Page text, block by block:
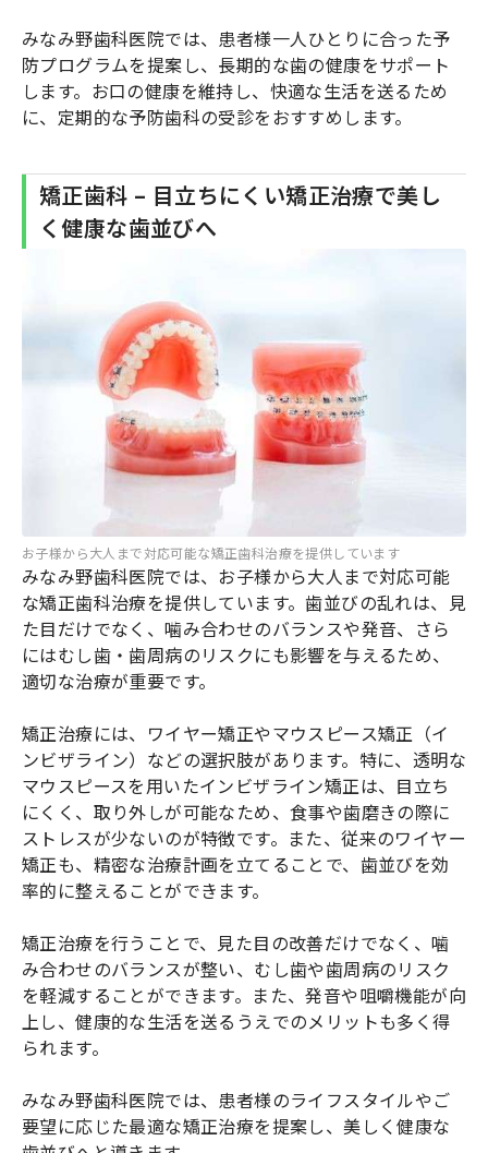
みなみ野歯科医院では、患者様一人ひとりに合った予
防プログラムを提案し、長期的な歯の健康をサポート
します。お口の健康を維持し、快適な生活を送るため
に、定期的な予防歯科の受診をおすすめします。
矯正歯科 – 目立ちにくい矯正治療で美し
く健康な歯並びへ
お子様から大人まで対応可能な矯正歯科治療を提供しています
みなみ野歯科医院では、お子様から大人まで対応可能
な矯正歯科治療を提供しています。歯並びの乱れは、見
た目だけでなく、噛み合わせのバランスや発音、さら
にはむし歯・歯周病のリスクにも影響を与えるため、
適切な治療が重要です。
矯正治療には、ワイヤー矯正やマウスピース矯正（イ
ンビザライン）などの選択肢があります。特に、透明な
マウスピースを用いたインビザライン矯正は、目立ち
にくく、取り外しが可能なため、食事や歯磨きの際に
ストレスが少ないのが特徴です。また、従来のワイヤー
矯正も、精密な治療計画を立てることで、歯並びを効
率的に整えることができます。
矯正治療を行うことで、見た目の改善だけでなく、噛
み合わせのバランスが整い、むし歯や歯周病のリスク
を軽減することができます。また、発音や咀嚼機能が向
上し、健康的な生活を送るうえでのメリットも多く得
られます。
みなみ野歯科医院では、患者様のライフスタイルやご
要望に応じた最適な矯正治療を提案し、美しく健康な